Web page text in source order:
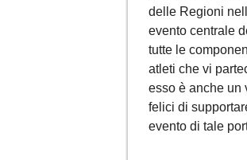
delle Regioni
evento centrale
tutte le
atleti che vi
esso è anche un
felici di
evento di tale